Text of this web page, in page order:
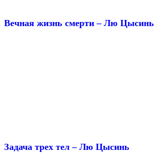
Вечная жизнь смерти – Лю Цысинь
Задача трех тел – Лю Цысинь